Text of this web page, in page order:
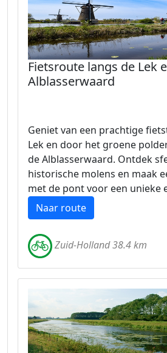
Fietsroute langs de Lek
Alblasserwaard
Geniet van een prachtige
Lek en door het groene
de Alblasserwaard. Ontdek
historische molens en maak
met de pont voor een unieke
Naar route
Zuid-Holland 38.4 km